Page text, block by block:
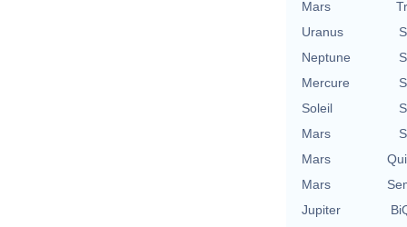
Mars
Uranus
Neptune
Mercure
Soleil
Mars
Mars
Mars
Jupiter